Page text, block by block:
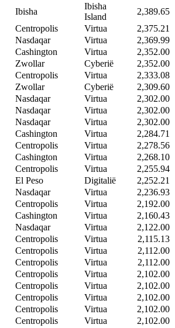
Ibisha
Ibisha
Island
2,389.65
Centropolis Virtua
2,375.21
Nasdaqar Virtua
2,369.99
Cashington Virtua
2,352.00
Zwollar Cyberië
2,352.00
Centropolis Virtua
2,333.08
Zwollar Cyberië
2,309.60
Nasdaqar Virtua
2,302.00
Nasdaqar Virtua
2,302.00
Nasdaqar Virtua
2,302.00
Cashington Virtua
2,284.71
Centropolis Virtua
2,278.56
Cashington Virtua
2,268.10
Centropolis Virtua
2,255.94
El Peso Digitalië
2,252.21
Nasdaqar Virtua
2,236.93
Centropolis Virtua
2,192.00
Cashington Virtua
2,160.43
Nasdaqar Virtua
2,122.00
Centropolis Virtua
2,115.13
Centropolis Virtua
2,112.00
Centropolis Virtua
2,112.00
Centropolis Virtua
2,102.00
Centropolis Virtua
2,102.00
Centropolis Virtua
2,102.00
Centropolis Virtua
2,102.00
Centropolis Virtua
2,102.00